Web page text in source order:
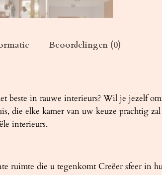
R
1
o
n
t
Beoordelingen (0)
beste in rauwe interieurs? Wil je jezelf
die elke kamer van uw keuze prachtig
interieurs.
ruimte die u tegenkomt Creëer sfeer in